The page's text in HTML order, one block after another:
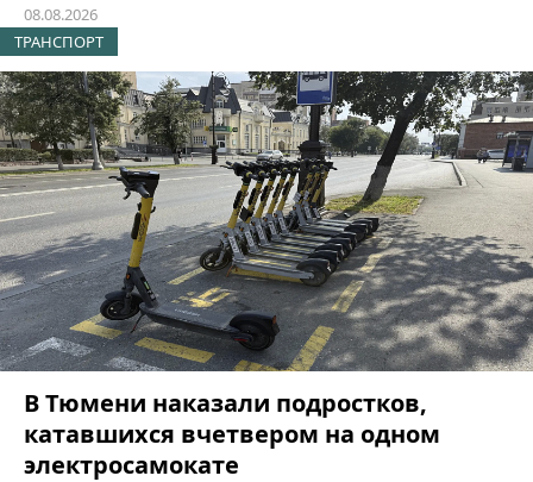
08.08.2026
ТРАНСПОРТ
В Тюмени наказали подростков,
катавшихся вчетвером на одном
электросамокате